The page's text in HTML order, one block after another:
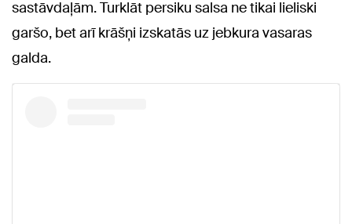
sastāvdaļām. Turklāt persiku salsa ne tikai lieliski
garšo, bet arī krāšņi izskatās uz jebkura vasaras
galda.